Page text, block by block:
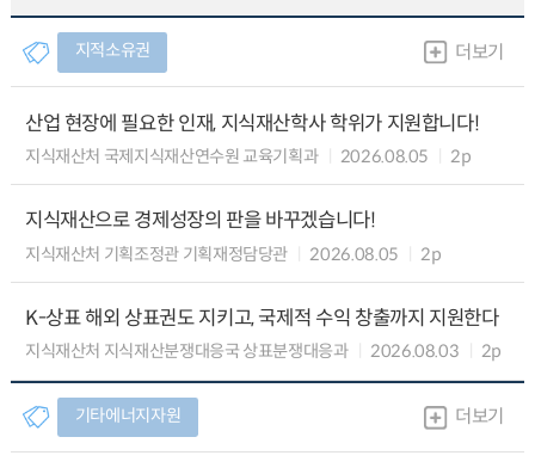
지적소유권 더보기
산업 현장에 필요한 인재, 지식재산학사 학위가 지원합니다!
지식재산처 국제지식재산연수원 교육기획과 2026.08.05 2p
지식재산으로 경제성장의 판을 바꾸겠습니다!
지식재산처 기획조정관 기획재정담당관 2026.08.05 2p
K-상표 해외 상표권도 지키고, 국제적 수익 창출까지 지원한다
지식재산처 지식재산분쟁대응국 상표분쟁대응과 2026.08.03 2p
기타에너지자원 더보기